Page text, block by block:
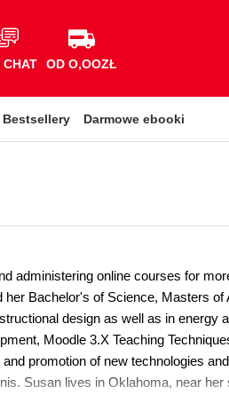
CHAT OD O,OOZŁ
Bestsellery Darmowe ebooki
administering online courses for
her Bachelor's of Science, Masters
design as well as in
Moodle 3.X Teaching
promotion of new technologies
Susan lives in Oklahoma, near her